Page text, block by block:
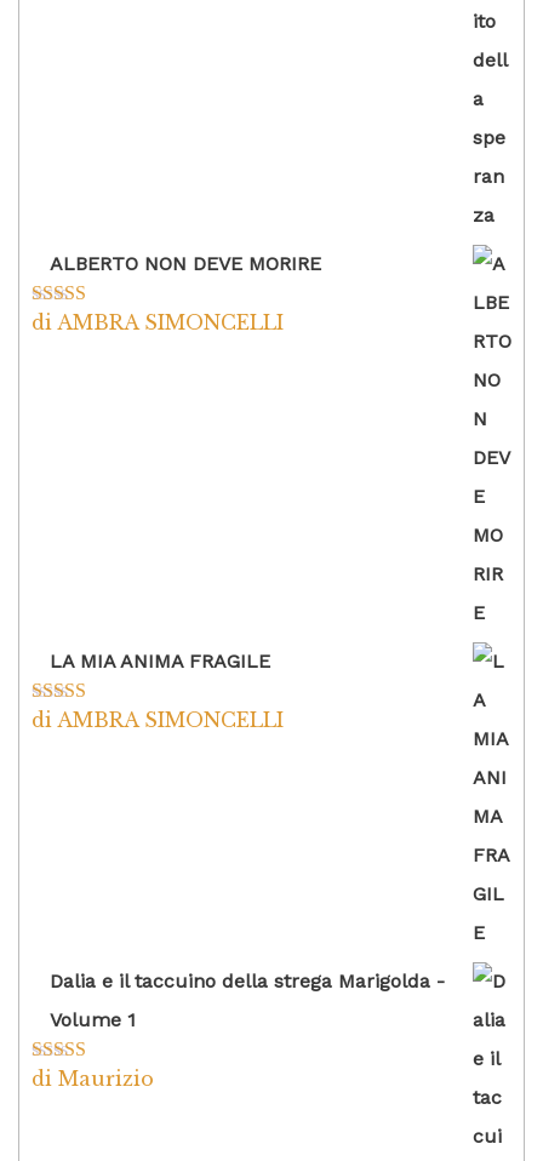
ALBERTO NON DEVE MORIRE
Valutato5su
di AMBRA SIMONCELLI
LA MIA ANIMA FRAGILE
Valutato5su
di AMBRA SIMONCELLI
Dalia e il taccuino della strega Marigolda -
Volume 1
Valutato4
di Maurizio